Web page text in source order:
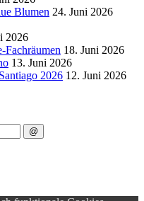
Blumen 24. Juni 2026
2026
18. Juni 2026
13. Juni 2026
2026 12. Juni 2026